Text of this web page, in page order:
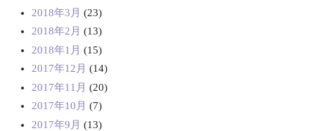
2018年3月 (23)
2018年2月 (13)
2018年1月 (15)
2017年12月 (14)
2017年11月 (20)
2017年10月 (7)
2017年9月 (13)